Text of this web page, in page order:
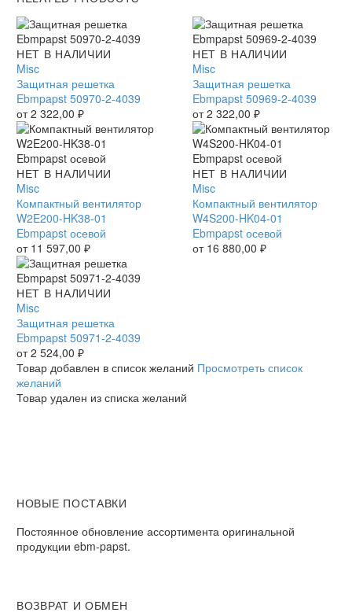
Защитная
решетка
Ebmpapst
50970-
2-
4039
НЕТ В НАЛИЧИИ
Misc
Защитная решетка
Ebmpapst 50970-2-4039
от2 322,00 ₽
Защитная
решетка
Ebmpapst
50969-
2-
4039
НЕТ В НАЛИЧИИ
Misc
Защитная решетка
Ebmpapst 50969-2-4039
от2 322,00 ₽
Компактный
вентилятор
W2E200-
HK38-
01
Ebmpapst
осевой
НЕТ В НАЛИЧИИ
Misc
Компактный вентилятор
W2E200-HK38-01
Ebmpapst осевой
от 11 597,00 ₽
Компактный
вентилятор
W4S200-
HK04-
01
Ebmpapst
НЕТ В НАЛИЧИИ
Misc
Компактный вентилятор
W4S200-HK04-01
Ebmpapst осевой
от 16 880,00 ₽
Защитная
решетка
Ebmpapst
50971-
2-
4039
НЕТ В НАЛИЧИИ
Misc
Защитная решетка
Ebmpapst 50971-2-4039
от2 524,00 ₽
Товар добавлен в список желаний Просмотреть список
желаний
Товар удален из списка желаний
НОВЫЕ ПОСТАВКИ
Постоянное обновление ассортимента оригинальной
продукции ebm-papst.
ВОЗВРАТ И ОБМЕН